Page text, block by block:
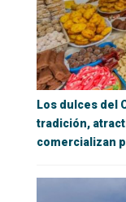
Los dulces del
tradición,
comercializan